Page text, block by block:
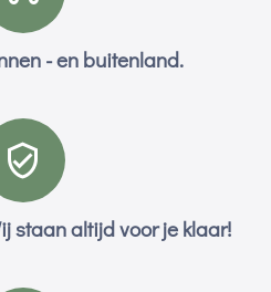
- en buitenland.
staan altijd voor je klaar!